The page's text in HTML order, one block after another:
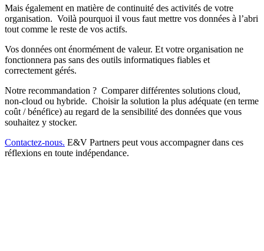
Mais également en matière de continuité des activités de votre
organisation. Voilà pourquoi il vous faut mettre vos données à l’abri
tout comme le reste de vos actifs.
Vos données ont énormément de valeur. Et votre organisation ne
fonctionnera pas sans des outils informatiques fiables et
correctement gérés.
Notre recommandation ? Comparer différentes solutions cloud,
non-cloud ou hybride. Choisir la solution la plus adéquate (en terme
coût / bénéfice) au regard de la sensibilité des données que vous
souhaitez y stocker.
Contactez-nous. E&V Partners peut vous accompagner dans ces
réflexions en toute indépendance.